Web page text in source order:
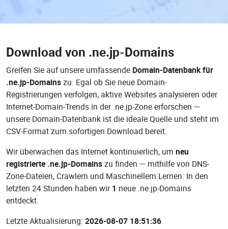
Download von .ne.jp-Domains
Greifen Sie auf unsere umfassende Domain-Datenbank für
.ne.jp-Domainszu. Egal ob Sie neue Domain-
Registrierungen verfolgen, aktive Websites analysieren oder
Internet-Domain-Trends in der .ne.jp-Zone erforschen —
unsere Domain-Datenbank ist die ideale Quelle und steht im
CSV-Format zum sofortigen Download bereit.
Wir überwachen das Internet kontinuierlich, um neu
registrierte .ne.jp-Domainszu finden — mithilfe von DNS-
Zone-Dateien, Crawlern und Maschinellem Lernen: In den
letzten 24 Stunden haben wir 1 neue .ne.jp-Domains
entdeckt.
Letzte Aktualisierung: 2026-08-07 18:51:36